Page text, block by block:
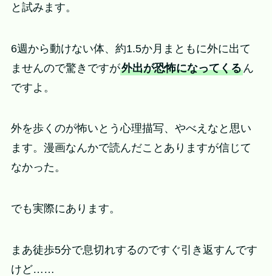
と試みます。
6週から動けない体、約1.5か月まともに外に出て
ませんので驚きですが外出が恐怖になってくるん
ですよ。
外を歩くのが怖いとう心理描写、やべえなと思い
ます。漫画なんかで読んだことありますが信じて
なかった。
でも実際にあります。
まあ徒歩5分で息切れするのですぐ引き返すんです
けど……